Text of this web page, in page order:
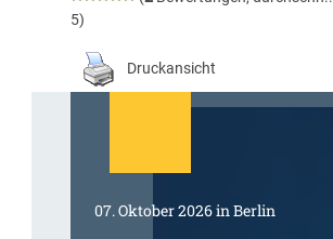
5)
Druckansicht
07. Oktober 2026 in Berlin